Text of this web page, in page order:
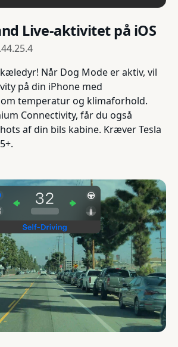
Live-aktivitet på iOS
Når Dog Mode er aktiv, vil
på din iPhone med
temperatur og klimaforhold.
Connectivity, får du også
af din bils kabine. Kræver Tesla